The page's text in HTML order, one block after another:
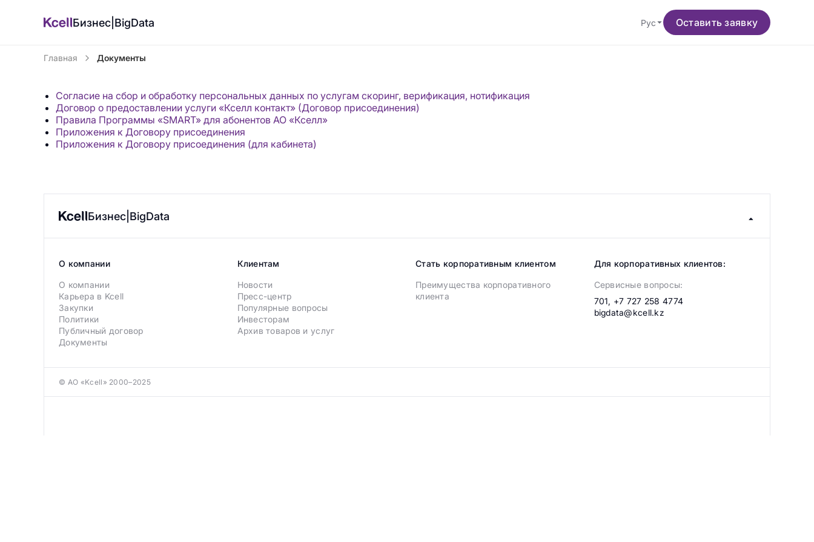
Бизнес|BigData Рус Оставить заявку
Главная Документы
Согласие на сбор и обработку персональных данных по услугам скоринг, верификация, нотификация
Договор о предоставлении услуги «Кселл контакт» (Договор присоединения)
Правила Программы «SMART» для абонентов АО «Кселл»
Приложения к Договору присоединения
Приложения к Договору присоединения (для кабинета)
Бизнес|BigData
О компании
О компании
Карьера в Kcell
Закупки
Политики
Публичный договор
Документы
Клиентам
Новости
Пресс-центр
Популярные вопросы
Инвесторам
Архив товаров и услуг
Стать корпоративным клиентом
Преимущества корпоративного
клиента
Для корпоративных клиентов:
Сервисные вопросы:
701, +7 727 258 4774
bigdata@kcell.kz
© АО «Kcell» 2000–2025